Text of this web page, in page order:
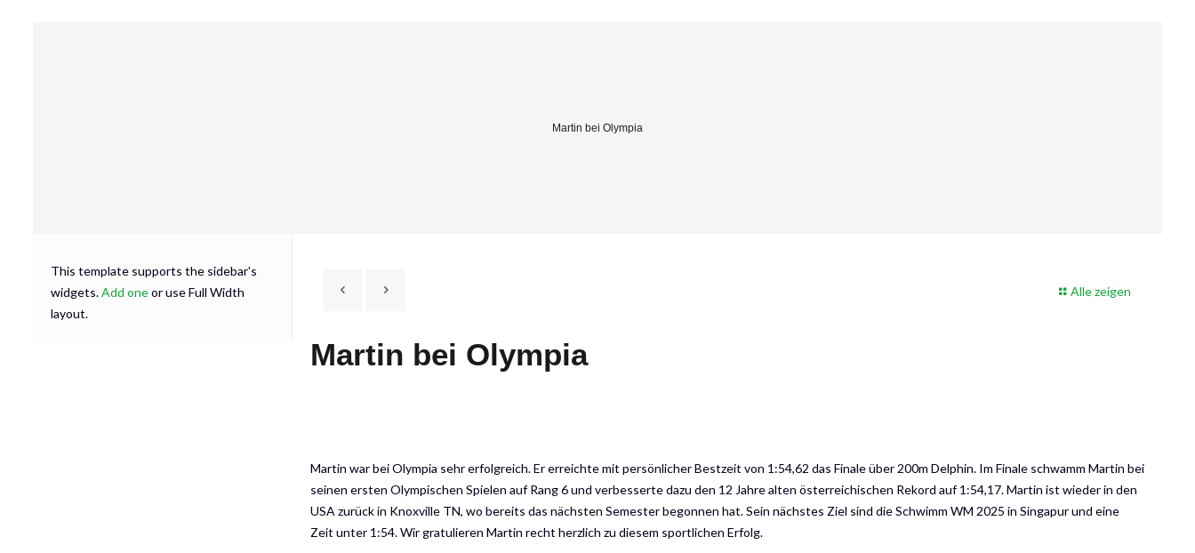
Martin bei Olympia
Alle zeigen
Martin bei Olympia
Martin war bei Olympia sehr erfolgreich. Er erreichte mit persönlicher Bestzeit von 1:54,62 das Finale über 200m Delphin. Im Finale schwamm Martin bei
seinen ersten Olympischen Spielen auf Rang 6 und verbesserte dazu den 12 Jahre alten österreichischen Rekord auf 1:54,17. Martin ist wieder in den
USA zurück in Knoxville TN, wo bereits das nächsten Semester begonnen hat. Sein nächstes Ziel sind die Schwimm WM 2025 in Singapur und eine
Zeit unter 1:54. Wir gratulieren Martin recht herzlich zu diesem sportlichen Erfolg.
This template supports the sidebar's
widgets.Add oneor use Full Width
layout.